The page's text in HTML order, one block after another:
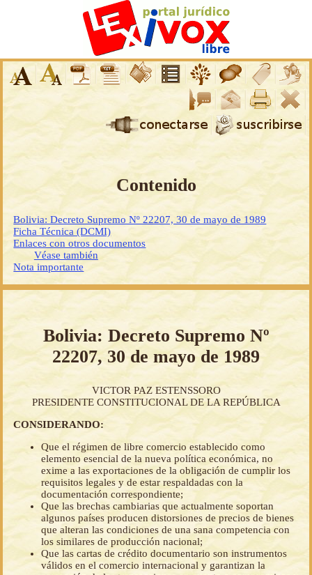
Contenido
Bolivia: Decreto Supremo Nº 22207, 30 de mayo de 1989
Ficha Técnica (DCMI)
Enlaces con otros documentos
Véase también
Nota importante
Bolivia: Decreto Supremo Nº
22207, 30 de mayo de 1989
VICTOR PAZ ESTENSSORO
PRESIDENTE CONSTITUCIONAL DE LA REPÚBLICA
CONSIDERANDO:
Que el régimen de libre comercio establecido como
elemento esencial de la nueva política económica, no
exime a las exportaciones de la obligación de cumplir los
requisitos legales y de estar respaldadas con la
documentación correspondiente;
Que las brechas cambiarias que actualmente soportan
algunos países producen distorsiones de precios de bienes
que alteran las condiciones de una sana competencia con
los similares de producción nacional;
Que las cartas de crédito documentario son instrumentos
válidos en el comercio internacional y garantizan la